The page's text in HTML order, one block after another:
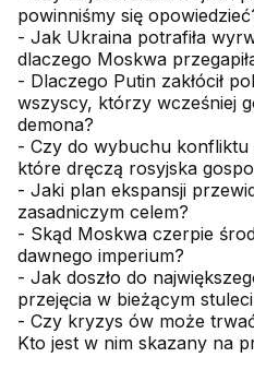
powinniśmy się
- Jak Ukraina potrafiła
dlaczego Moskwa
- Dlaczego Putin zakłócił
wszyscy, którzy wcześniej
demona?
- Czy do wybuchu konfliktu
które dręczą rosyjska
- Jaki plan ekspansji
zasadniczym celem?
- Skąd Moskwa czerpie
dawnego imperium?
- Jak doszło do
przejęcia w bieżącym
- Czy kryzys ów może
Kto jest w nim skazany na